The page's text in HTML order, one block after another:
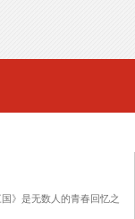
》是无数人的青春回忆之